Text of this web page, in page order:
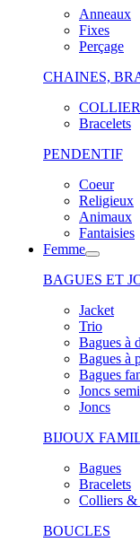
Anneaux
Fixes
Perçage
CHAINES,
Bracelets
PENDENTIF
Coeur
Religieux
Animaux
Fantaisies
Femme
BAGUES ET
Jacket
Trio
Bagues à
Bagues à
Bagues
Joncs
Joncs
BIJOUX
Bagues
Bracelets
Colliers &
BOUCLES